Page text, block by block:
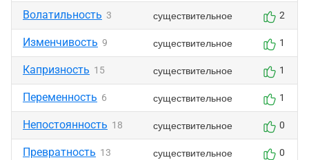
Волатильность 3 существительное 2
Изменчивость 9 существительное 1
Капризность 15 существительное 1
Переменность 6 существительное 1
Непостоянность 18 существительное 0
Превратность 13 существительное 0